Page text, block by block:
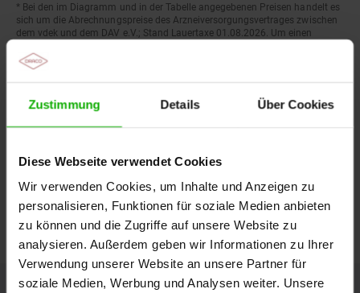
Zustimmung Details Über Cookies
Diese Webseite verwendet Cookies
Wir verwenden Cookies, um Inhalte und Anzeigen zu
personalisieren, Funktionen für soziale Medien anbieten
zu können und die Zugriffe auf unsere Website zu
analysieren. Außerdem geben wir Informationen zu Ihrer
Verwendung unserer Website an unsere Partner für
soziale Medien, Werbung und Analysen weiter. Unsere
* Bei den im Diagramm und in der Tabelle angegebenen Preisen handelt es
sich um die Abrechnungspreise des Arzneiversorgungsvertrages zwischen
dem vdek und dem DAV e.V.; Stand Lauertaxe 01.08.2026. Um einen
jeweils nächst verfügbaren Packungen mit kleineren und/oder größeren
Stückzahlen auf einen Verpackungseinheit mit jeweils 10 Stück
umgerechnet.
ALLEVYN non Adhesive 10 x 10 cm PZN: 16222317 (10 Stück), Biatain
Schaumverband 10 x 10 cm PZN: 00568232 (10 Stück), Aquacel Foam 10
Verträgen differieren. Die Wirtschaftlichkeit der Versorgung hängt auch von
Wechselintervalle ab. Verbandmittelverordnungen unterliegen der
Wirtschaftlichkeitsprüfung, die zu Regressen führen kann.